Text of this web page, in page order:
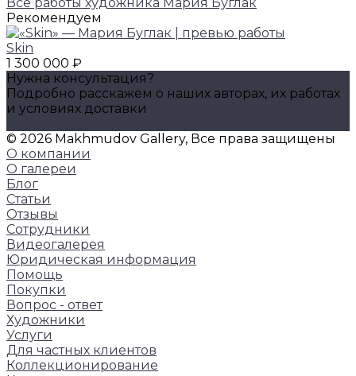
Все работы художника Мария Буглак
Рекомендуем
Skin
1 300 000 ₽
Нужна консультация?
Подробно расскажем о наших авторах, их работах
и условиях доставки
© 2026 Makhmudov Gallery, Все права защищены
О компании
О галереи
Блог
Статьи
Отзывы
Сотрудники
Видеогалерея
Юридическая информация
Помощь
Покупки
Вопрос - ответ
Художники
Услуги
Для частных клиентов
Коллекционирование